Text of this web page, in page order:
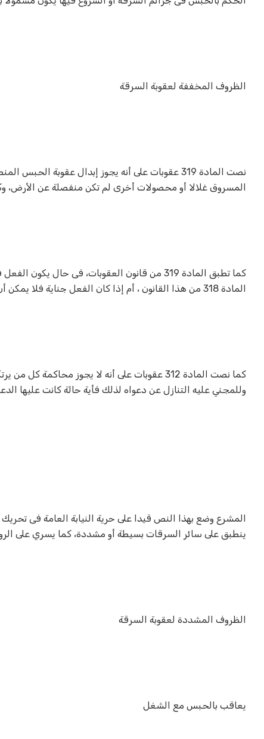
الظروف المخففة لعقوبة السرقة
المسروق غلالا أو محصولات أخرى لم تكن منفصلة عن الأرض،
المادة 318 من هذا القانون ، أم إذا كان الفعل جناية فلا يمكن أن يسري عليه الظرف المخفف.
كما نصت المادة 312 عقوبات على أنه لا يجوز
وللمجني عليه التنازل عن دعواه لذلك فأية حالة كانت عليها
المشرع وضع بهذا النص قيدا على حرية النيابة العامة فى
ينطبق على سائر السرقات بسيطة أو مشددة، كما يسري على
الظروف المشددة لعقوبة السرقة
يعاقب بالحبس مع الشغل